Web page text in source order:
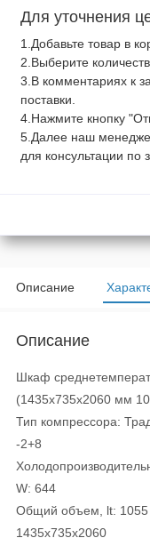
Для уточнения
1.Добавьте товар в
2.Выберите
3.В комментариях к
поставки.
4.Нажмите кнопку
5.Далее наш
для консультации по
Описание
Описание
Шкаф
(1435х735х2060 мм
Тип компрессора:
-2+8
W: 644
Общий объем, lt:
1435x735x2060